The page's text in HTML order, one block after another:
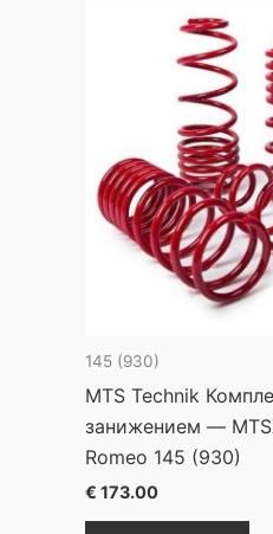
145 (930)
MTS Technik
занижением —
Romeo 145 (930)
€ 173.00